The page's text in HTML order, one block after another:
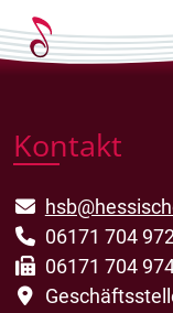
Kontakt
06171 704
06171 704